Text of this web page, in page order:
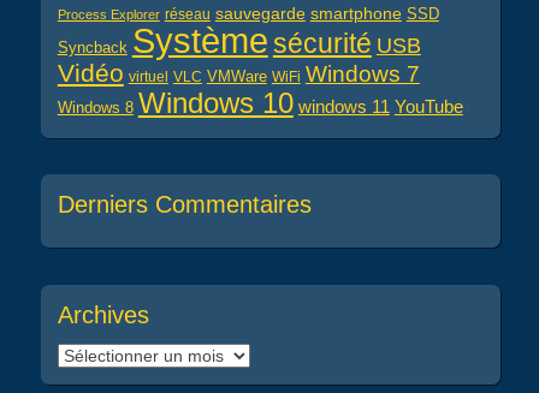
Process Explorer réseau sauvegarde smartphone SSD
Syncback Systèmesécurité USB
Vidéo virtuel VLC VMWare WiFi Windows 7
Windows 8 Windows 10 windows 11 YouTube
Derniers Commentaires
Archives
Archives